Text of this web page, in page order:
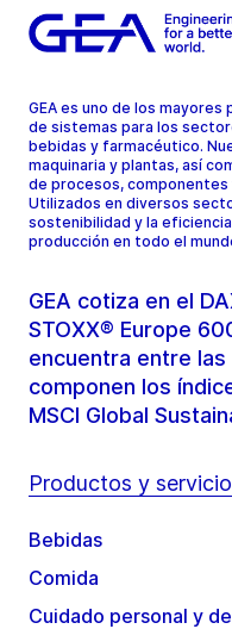
GEA es uno de los
de sistemas para los
bebidas y farmacéutico.
maquinaria y plantas, así
de procesos,
Utilizados en diversos
sostenibilidad y la
producción en todo el
GEA cotiza en el
STOXX® Europe
encuentra entre
componen los
MSCI Global
Productos y
Bebidas
Comida
Cuidado personal y